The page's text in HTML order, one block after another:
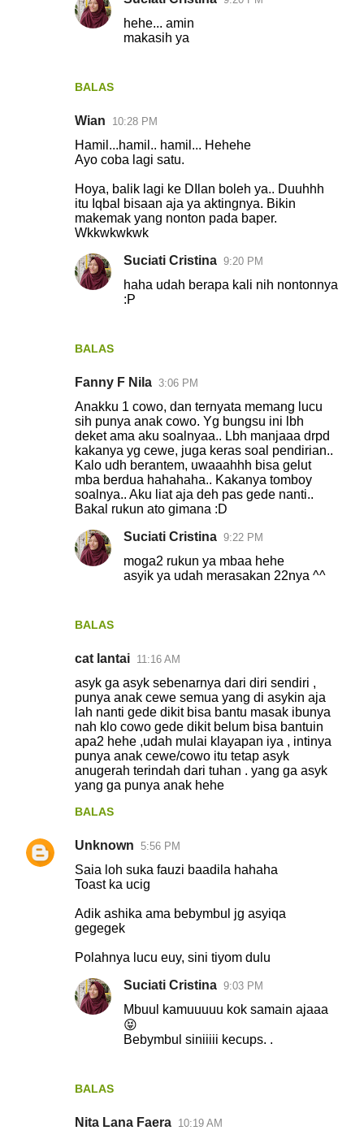
BALAS
hehe... amin
makasih ya
Wian 10:28 PM
Hamil...hamil.. hamil... Hehehe
Ayo coba lagi satu.
Hoya, balik lagi ke DIlan boleh ya.. Duuhhh
itu Iqbal bisaan aja ya aktingnya. Bikin
makemak yang nonton pada baper.
Wkkwkwkwk
BALAS
Suciati Cristina 9:20 PM
haha udah berapa kali nih nontonnya
:P
Fanny F Nila 3:06 PM
Anakku 1 cowo, dan ternyata memang lucu
sih punya anak cowo. Yg bungsu ini lbh
deket ama aku soalnyaa.. Lbh manjaaa drpd
kakanya yg cewe, juga keras soal pendirian..
Kalo udh berantem, uwaaahhh bisa gelut
mba berdua hahahaha.. Kakanya tomboy
soalnya.. Aku liat aja deh pas gede nanti..
Bakal rukun ato gimana :D
BALAS
Suciati Cristina 9:22 PM
moga2 rukun ya mbaa hehe
asyik ya udah merasakan 22nya ^^
cat lantai 11:16 AM
asyk ga asyk sebenarnya dari diri sendiri ,
punya anak cewe semua yang di asykin aja
lah nanti gede dikit bisa bantu masak ibunya
nah klo cowo gede dikit belum bisa bantuin
apa2 hehe ,udah mulai klayapan iya , intinya
punya anak cewe/cowo itu tetap asyk
anugerah terindah dari tuhan . yang ga asyk
yang ga punya anak hehe
BALAS
Unknown 5:56 PM
Saia loh suka fauzi baadila hahaha
Toast ka ucig
Adik ashika ama bebymbul jg asyiqa
gegegek
Polahnya lucu euy, sini tiyom dulu
BALAS
Suciati Cristina 9:03 PM
Mbuul kamuuuuu kok samain ajaaa
😝
Bebymbul siniiiii kecups. .
Nita Lana Faera 10:19 AM